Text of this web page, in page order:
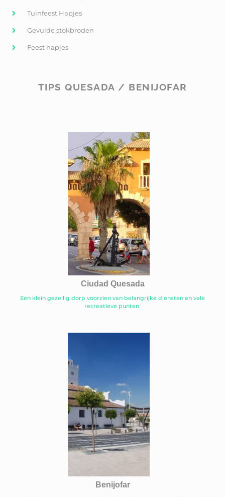
Tuinfeest Hapjes
Gevulde stokbroden
Feest hapjes
TIPS QUESADA / BENIJOFAR
Ciudad Quesada
Een klein gezellig dorp voorzien van belangrijke diensten en vele
recreatieve punten.
Benijofar